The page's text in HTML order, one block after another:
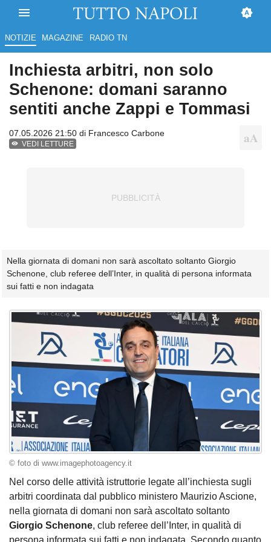
NOTIZIE MAGAZINE RADIO TN
Inchiesta arbitri, non solo
Schenone: domani saranno
sentiti anche Zappi e Tommasi
07.05.2026 21:50 di Francesco Carbone
VEDI LETTURE
Nella giornata di domani non sarà ascoltato soltanto Giorgio
Schenone, club referee dell’Inter, in qualità di persona informata
sui fatti e non indagata
© foto di www.imagephotoagency.it
Nel corso delle attività istruttorie legate all’inchiesta sugli
arbitri coordinata dal pubblico ministero Maurizio Ascione,
nella giornata di domani non sarà ascoltato soltanto
Giorgio Schenone, club referee dell’Inter, in qualità di